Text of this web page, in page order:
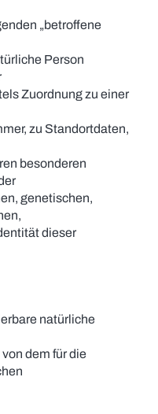
„betroffene
Person
Zuordnung zu einer
zu Standortdaten,
besonderen
genetischen,
dieser
natürliche
dem für die